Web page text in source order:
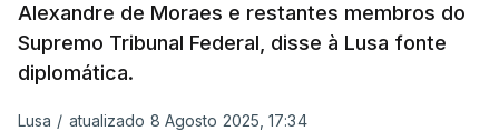
Alexandre de Moraes e restantes membros do
Supremo Tribunal Federal, disse à Lusa fonte
diplomática.
Lusa / atualizado 8 Agosto 2025, 17:34